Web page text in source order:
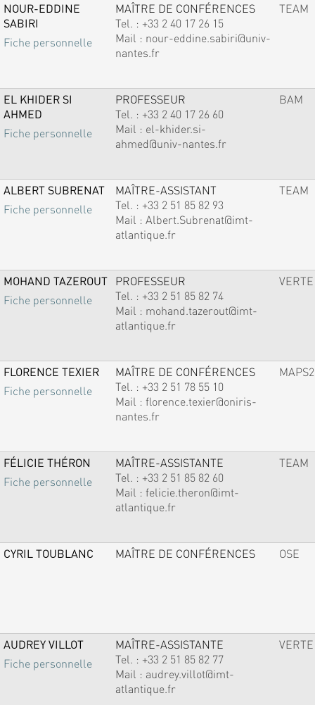
NOUR-EDDINE
SABIRI
Fiche personnelle
MAÎTRE DE CONFÉRENCES
Tel. : +33 2 40 17 26 15
Mail : nour-eddine.sabiri@univ-
nantes.fr
TEAM
EL KHIDER SI
AHMED
Fiche personnelle
PROFESSEUR
Tel. : +33 2 40 17 26 60
Mail : el-khider.si-
ahmed@univ-nantes.fr
BAM
ALBERT SUBRENAT
Fiche personnelle
MAÎTRE-ASSISTANT
Tel. : +33 2 51 85 82 93
Mail : Albert.Subrenat@imt-
atlantique.fr
TEAM
MOHAND TAZEROUT
Fiche personnelle
PROFESSEUR
Tel. : +33 2 51 85 82 74
Mail : mohand.tazerout@imt-
atlantique.fr
VERTE
FLORENCE TEXIER
Fiche personnelle
MAÎTRE DE CONFÉRENCES
Tel. : +33 2 51 78 55 10
Mail : florence.texier@oniris-
nantes.fr
MAPS2
FÉLICIE THÉRON
Fiche personnelle
MAÎTRE-ASSISTANTE
Tel. : +33 2 51 85 82 60
Mail : felicie.theron@imt-
atlantique.fr
TEAM
CYRIL TOUBLANC MAÎTRE DE CONFÉRENCES OSE
AUDREY VILLOT
Fiche personnelle
MAÎTRE-ASSISTANTE
Tel. : +33 2 51 85 82 77
Mail : audrey.villot@imt-
atlantique.fr
VERTE